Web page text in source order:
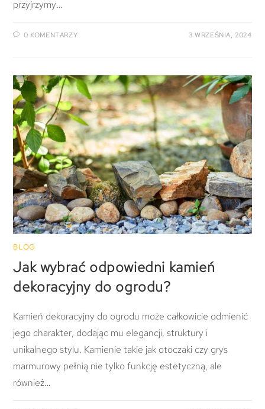
przyjrzymy…
0 KOMENTARZY 3 WRZEŚNIA, 2024
BLOG
Jak wybrać odpowiedni kamień
dekoracyjny do ogrodu?
Kamień dekoracyjny do ogrodu może całkowicie odmienić
jego charakter, dodając mu elegancji, struktury i
unikalnego stylu. Kamienie takie jak otoczaki czy grys
marmurowy pełnią nie tylko funkcję estetyczną, ale
również…